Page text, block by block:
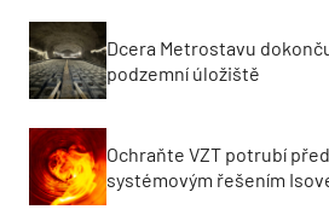
Dcera Metrostavu
podzemní úložiště
Ochraňte VZT potrubí
systémovým řešením